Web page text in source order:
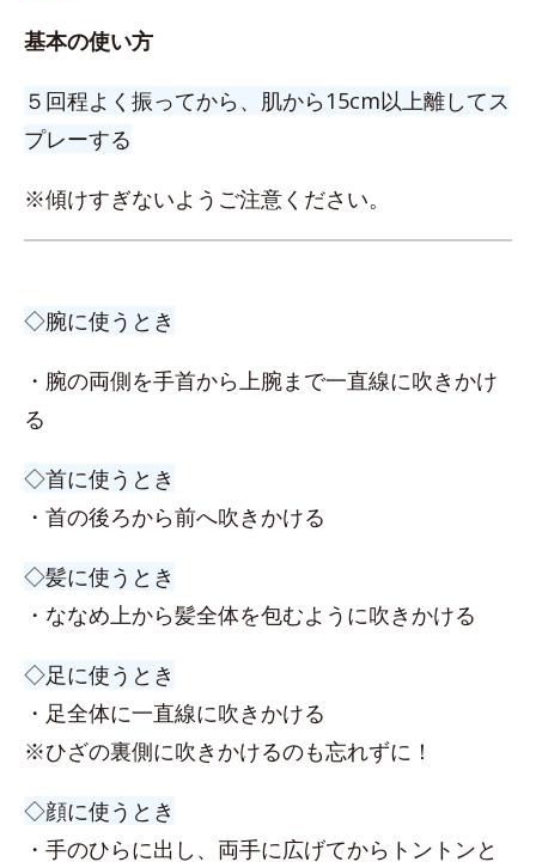
基本の使い方
５回程よく振ってから、肌から15cm以上離してス
プレーする
※傾けすぎないようご注意ください。
◇腕に使うとき
・腕の両側を手首から上腕まで一直線に吹きかけ
る
◇首に使うとき
・首の後ろから前へ吹きかける
◇髪に使うとき
・ななめ上から髪全体を包むように吹きかける
◇足に使うとき
・足全体に一直線に吹きかける
※ひざの裏側に吹きかけるのも忘れずに！
◇顔に使うとき
・手のひらに出し、両手に広げてからトントンと